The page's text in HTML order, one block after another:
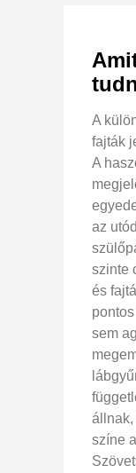
A
fajták
A
az
szinte
és
sem
állnak,
színe